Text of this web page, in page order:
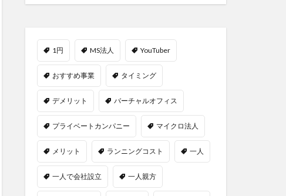
1円 MS法人 YouTuber
おすすめ事業 タイミング
デメリット バーチャルオフィス
プライベートカンパニー マイクロ法人
メリット ランニングコスト 一人
一人で会社設立 一人親方